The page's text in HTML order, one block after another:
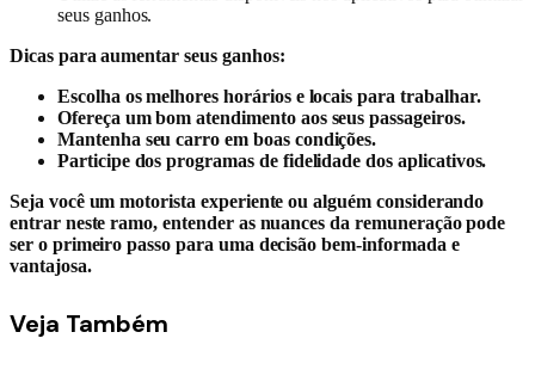
seus ganhos.
Dicas para aumentar seus ganhos:
Escolha os melhores horários e locais para trabalhar.
Ofereça um bom atendimento aos seus passageiros.
Mantenha seu carro em boas condições.
Participe dos programas de fidelidade dos aplicativos.
Seja você um motorista experiente ou alguém considerando
entrar neste ramo, entender as nuances da remuneração pode
ser o primeiro passo para uma decisão bem-informada e
vantajosa.
Veja Também